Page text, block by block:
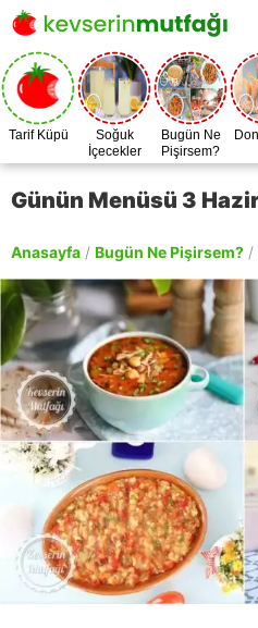
Tarif Küpü
Soğuk
İçecekler
Bugün Ne
Pişirsem?
Günün Menüsü 3
Anasayfa / Bugün Ne Pişirsem? /